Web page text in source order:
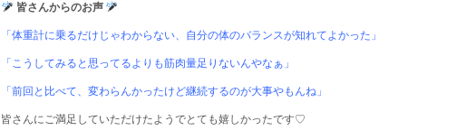
皆さんからのお声
「体重計に乗るだけじゃわからない、自分の体のバランスが知れてよかった」
「こうしてみると思ってるよりも筋肉量足りないんやなぁ」
「前回と比べて、変わらんかったけど継続するのが大事やもんね」
皆さんにご満足していただけたようでとても嬉しかったです♡